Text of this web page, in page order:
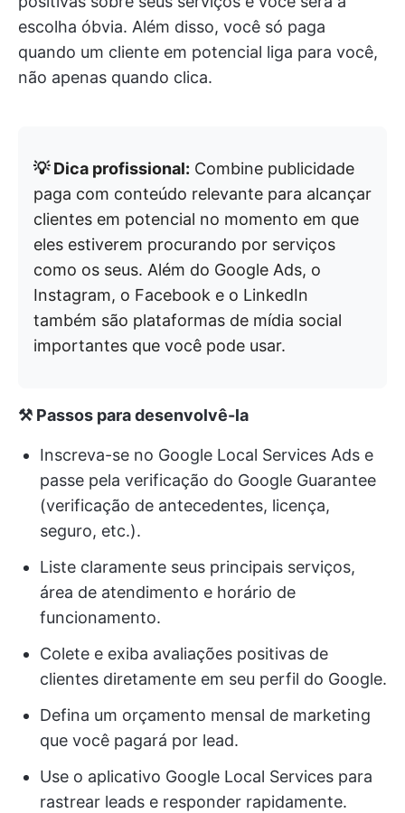
escolha óbvia. Além disso, você só paga
quando um cliente em potencial liga para você,
não apenas quando clica.
💡 Dica profissional: Combine publicidade
paga com conteúdo relevante para alcançar
clientes em potencial no momento em que
eles estiverem procurando por serviços
como os seus. Além do Google Ads, o
Instagram, o Facebook e o LinkedIn
também são plataformas de mídia social
importantes que você pode usar.
⚒️ Passos para desenvolvê-la
Inscreva-se no Google Local Services Ads e
passe pela verificação do Google Guarantee
(verificação de antecedentes, licença,
seguro, etc.).
Liste claramente seus principais serviços,
área de atendimento e horário de
funcionamento.
Colete e exiba avaliações positivas de
clientes diretamente em seu perfil do Google.
Defina um orçamento mensal de marketing
que você pagará por lead.
Use o aplicativo Google Local Services para
rastrear leads e responder rapidamente.